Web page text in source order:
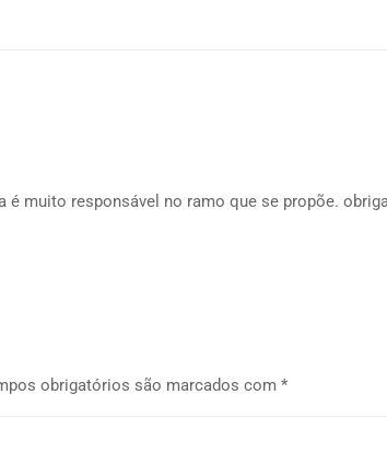
é muito responsável no ramo que se propõe.
obrigatórios são marcados com *